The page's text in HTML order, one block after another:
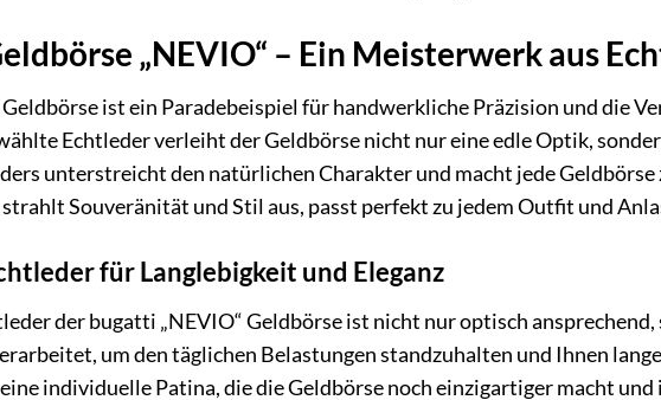
„NEVIO“ – Ein Meisterwerk aus
ist ein Paradebeispiel für handwerkliche Präzision und die
Echtleder verleiht der Geldbörse nicht nur eine edle Optik,
unterstreicht den natürlichen Charakter und macht jede
Souveränität und Stil aus, passt perfekt zu jedem Outfit und
für Langlebigkeit und Eleganz
der bugatti „NEVIO“ Geldbörse ist nicht nur optisch
um den täglichen Belastungen standzuhalten und Ihnen
individuelle Patina, die die Geldbörse noch einzigartiger macht und